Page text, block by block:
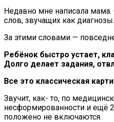
Недавно мне написала мама.
слов, звучащих как диагнозы.
За этими словами —
Ребёнок быстро устает,
Долго делает задания,
Все это классическая
Звучит, как- то, по
несформированности и ещё
положено не включаются.